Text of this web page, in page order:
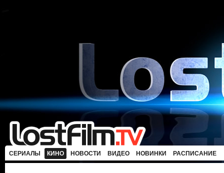
СЕРИАЛЫ КИНО НОВОСТИ ВИДЕО НОВИНКИ РАСПИСАНИЕ